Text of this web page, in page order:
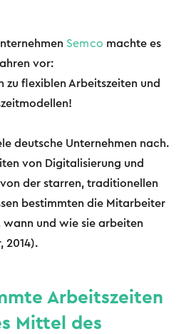
Semco machte es
vor:
zu flexiblen Arbeitszeiten und
deutsche Unternehmen nach.
von Digitalisierung und
der starren, traditionellen
bestimmten die Mitarbeiter
wann und wie sie arbeiten
2014).
Arbeitszeiten
Mittel des